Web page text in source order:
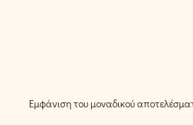
Εμφάνιση του μοναδικού